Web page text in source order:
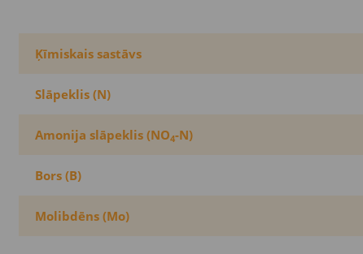
Ķīmiskais sastāvs
Slāpeklis (N)
Amonija slāpeklis (NO4-N)
Bors (B)
Molibdēns (Mo)